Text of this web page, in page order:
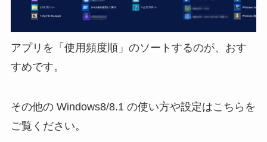
アプリを「使用頻度順」のソートするのが、おす
すめです。
その他の Windows8/8.1 の使い方や設定はこちらを
ご覧ください。